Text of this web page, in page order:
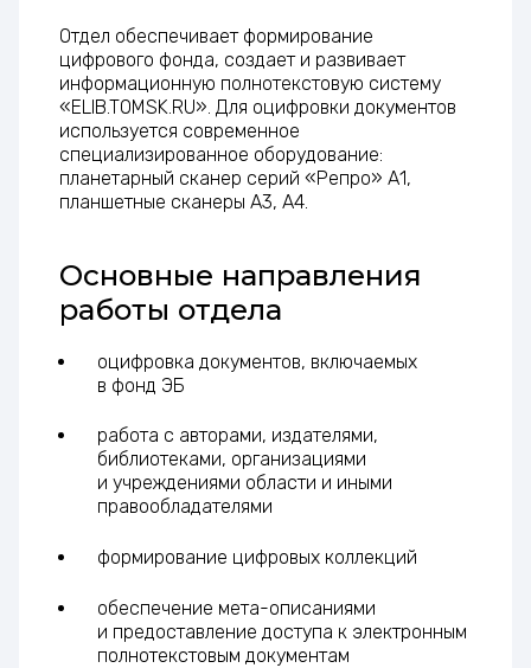
Отдел обеспечивает формирование
цифрового фонда, создает и развивает
информационную полнотекстовую систему
«ELIB.TOMSK.RU». Для оцифровки документов
используется современное
специализированное оборудование:
планетарный сканер серий «Репро» А1,
планшетные сканеры А3, А4.
Основные направления
работы отдела
оцифровка документов, включаемых
в фонд ЭБ
работа с авторами, издателями,
библиотеками, организациями
и учреждениями области и иными
правообладателями
формирование цифровых коллекций
обеспечение мета-описаниями
и предоставление доступа к электронным
полнотекстовым документам